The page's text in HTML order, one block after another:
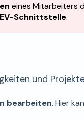
eines Mitarbeiters
Schnittstelle.
und
bearbeiten. Hier